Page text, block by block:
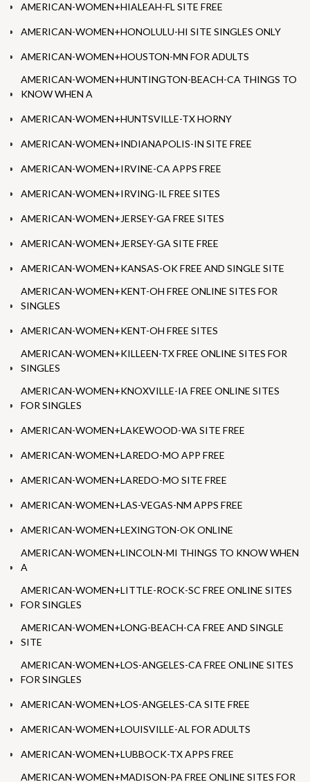
AMERICAN-WOMEN+HIALEAH-FL SITE FREE
AMERICAN-WOMEN+HONOLULU-HI SITE SINGLES ONLY
AMERICAN-WOMEN+HOUSTON-MN FOR ADULTS
AMERICAN-WOMEN+HUNTINGTON-BEACH-CA THINGS TO
KNOW WHEN A
AMERICAN-WOMEN+HUNTSVILLE-TX HORNY
AMERICAN-WOMEN+INDIANAPOLIS-IN SITE FREE
AMERICAN-WOMEN+IRVINE-CA APPS FREE
AMERICAN-WOMEN+IRVING-IL FREE SITES
AMERICAN-WOMEN+JERSEY-GA FREE SITES
AMERICAN-WOMEN+JERSEY-GA SITE FREE
AMERICAN-WOMEN+KANSAS-OK FREE AND SINGLE SITE
AMERICAN-WOMEN+KENT-OH FREE ONLINE SITES FOR
SINGLES
AMERICAN-WOMEN+KENT-OH FREE SITES
AMERICAN-WOMEN+KILLEEN-TX FREE ONLINE SITES FOR
SINGLES
AMERICAN-WOMEN+KNOXVILLE-IA FREE ONLINE SITES
FOR SINGLES
AMERICAN-WOMEN+LAKEWOOD-WA SITE FREE
AMERICAN-WOMEN+LAREDO-MO APP FREE
AMERICAN-WOMEN+LAREDO-MO SITE FREE
AMERICAN-WOMEN+LAS-VEGAS-NM APPS FREE
AMERICAN-WOMEN+LEXINGTON-OK ONLINE
AMERICAN-WOMEN+LINCOLN-MI THINGS TO KNOW WHEN
A
AMERICAN-WOMEN+LITTLE-ROCK-SC FREE ONLINE SITES
FOR SINGLES
AMERICAN-WOMEN+LONG-BEACH-CA FREE AND SINGLE
SITE
AMERICAN-WOMEN+LOS-ANGELES-CA FREE ONLINE SITES
FOR SINGLES
AMERICAN-WOMEN+LOS-ANGELES-CA SITE FREE
AMERICAN-WOMEN+LOUISVILLE-AL FOR ADULTS
AMERICAN-WOMEN+LUBBOCK-TX APPS FREE
AMERICAN-WOMEN+MADISON-PA FREE ONLINE SITES FOR